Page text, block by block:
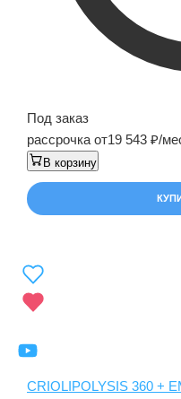
Под заказ
рассрочка от19 543 /
В корзину
CRIOLIPOLYSIS 360 +